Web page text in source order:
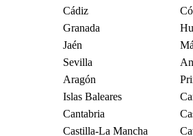
Cádiz
Granada
Jaén
Sevilla
Aragón
Islas Baleares
Cantabria
Castilla-La Mancha